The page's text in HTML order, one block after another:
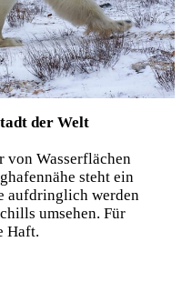
der Welt
Wasserflächen
steht ein
aufdringlich werden
umsehen. Für
Haft.